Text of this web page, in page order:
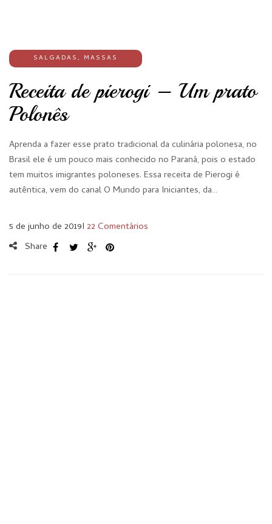
SALGADAS, MASSAS
Receita de pierogi – Um prato
Polonês
Aprenda a fazer esse prato tradicional da culinária polonesa, no
Brasil ele é um pouco mais conhecido no Paraná, pois o estado
tem muitos imigrantes poloneses. Essa receita de Pierogi é
autêntica, vem do canal O Mundo para Iniciantes, da…
5 de junho de 2019I 22 Comentários
Share